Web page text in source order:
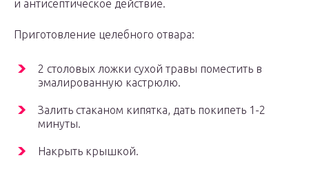
и антисептическое действие.
Приготовление целебного отвара:
2 столовых ложки сухой травы поместить в
эмалированную кастрюлю.
Залить стаканом кипятка, дать покипеть 1-2
минуты.
Накрыть крышкой.